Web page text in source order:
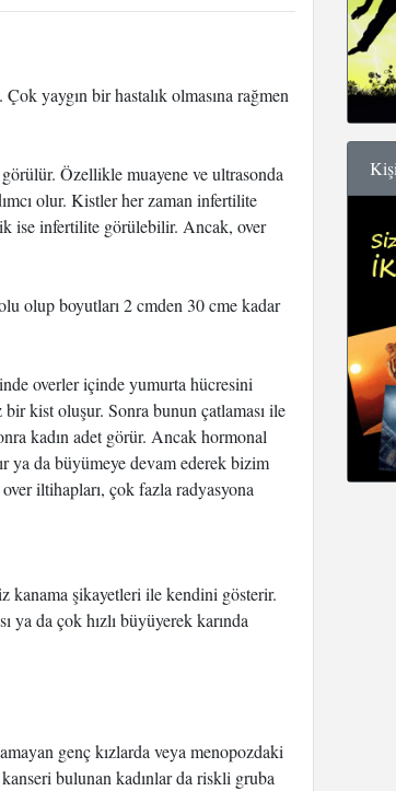
yaygın bir hastalık olmasına rağmen
Özellikle muayene ve ultrasonda
olur. Kistler her zaman infertilite
ise infertilite görülebilir. Ancak, over
olup boyutları 2 cmden 30 cme kadar
overler içinde yumurta hücresini
kist oluşur. Sonra bunun çatlaması ile
kadın adet görür. Ancak hormonal
ya da büyümeye devam ederek bizim
iltihapları, çok fazla radyasyona
kanama şikayetleri ile kendini gösterir.
ya da çok hızlı büyüyerek karında
genç kızlarda veya menopozdaki
bulunan kadınlar da riskli gruba